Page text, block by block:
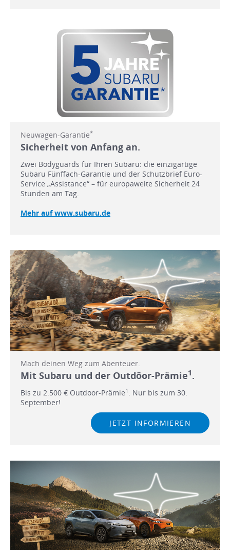
Neuwagen-Garantie*
Sicherheit von Anfang an.
Zwei Bodyguards für Ihren Subaru: die einzigartige
Subaru Fünffach-Garantie und der Schutzbrief Euro-
Service „Assistance“ – für europaweite Sicherheit 24
Stunden am Tag.
Mehr auf www.subaru.de
Mach deinen Weg zum Abenteuer.
Mit Subaru und der Outdōor-Prämie1.
Bis zu 2.500 € Outdōor-Prämie1 . Nur bis zum 30.
September!
JETZT INFORMIEREN